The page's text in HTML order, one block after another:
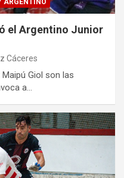
ARGENTINO
el Argentino Junior
Cáceres
Giol son las
a…